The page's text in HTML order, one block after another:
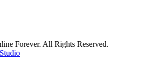
Forever. All Rights Reserved.